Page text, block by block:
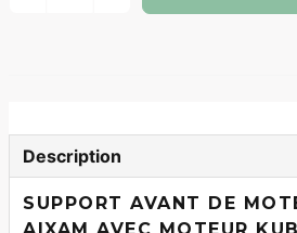
Description
SUPPORT AVANT DE